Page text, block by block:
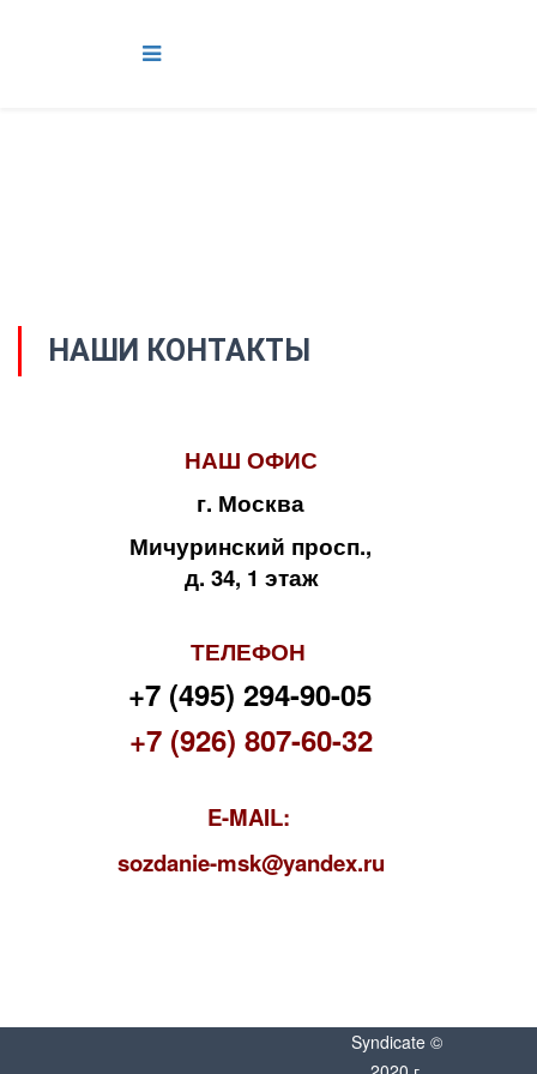
НАШИ КОНТАКТЫ
НАШ ОФИС
г. Москва
Мичуринский просп.,
д. 34, 1 этаж
ТЕЛЕФОН
+7 (495) 294-90-05
+7 (926) 807-60-32
E-MAIL:
sozdanie-msk@yandex.ru
Syndicate ©